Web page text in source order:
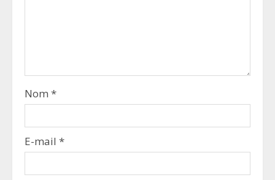
Nom *
E-mail *